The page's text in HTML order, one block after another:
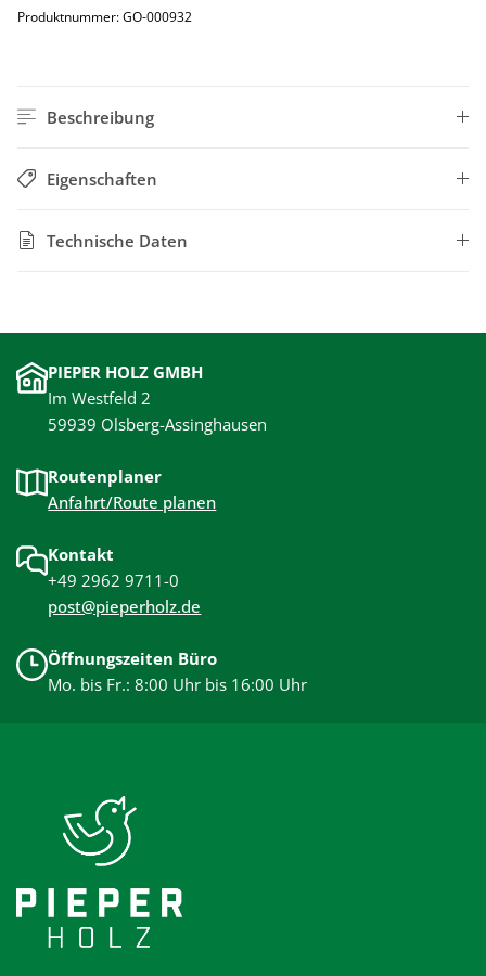
Produktnummer:GO-000932
Beschreibung
Eigenschaften
Technische Daten
PIEPER HOLZ GMBH
Im Westfeld 2
59939 Olsberg-Assinghausen
Routenplaner
Anfahrt/Route planen
Kontakt
+49 2962 9711-0
post@pieperholz.de
Öffnungszeiten Büro
Mo. bis Fr.: 8:00 Uhr bis 16:00 Uhr